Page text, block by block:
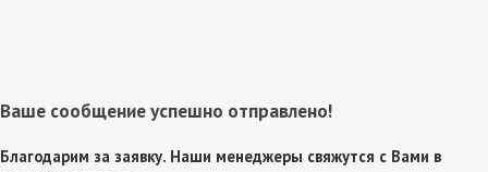
Ваше сообщение успешно отправлено!
Благодарим за заявку. Наши менеджеры свяжутся с Вами в